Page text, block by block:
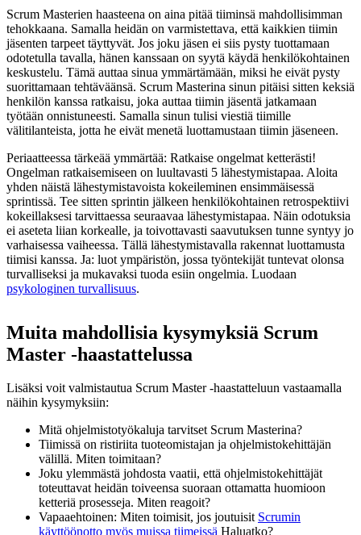
Scrum Masterien haasteena on aina pitää tiiminsä mahdollisimman
tehokkaana. Samalla heidän on varmistettava, että kaikkien tiimin
jäsenten tarpeet täyttyvät. Jos joku jäsen ei siis pysty tuottamaan
odotetulla tavalla, hänen kanssaan on syytä käydä henkilökohtainen
keskustelu. Tämä auttaa sinua ymmärtämään, miksi he eivät pysty
suorittamaan tehtäväänsä. Scrum Masterina sinun pitäisi sitten keksiä
henkilön kanssa ratkaisu, joka auttaa tiimin jäsentä jatkamaan
työtään onnistuneesti. Samalla sinun tulisi viestiä tiimille
välitilanteista, jotta he eivät menetä luottamustaan tiimin jäseneen.
Periaatteessa tärkeää ymmärtää: Ratkaise ongelmat ketterästi!
Ongelman ratkaisemiseen on luultavasti 5 lähestymistapaa. Aloita
yhden näistä lähestymistavoista kokeileminen ensimmäisessä
sprintissä. Tee sitten sprintin jälkeen henkilökohtainen retrospektiivi
kokeillaksesi tarvittaessa seuraavaa lähestymistapaa. Näin odotuksia
ei aseteta liian korkealle, ja toivottavasti saavutuksen tunne syntyy jo
varhaisessa vaiheessa. Tällä lähestymistavalla rakennat luottamusta
tiimisi kanssa. Ja: luot ympäristön, jossa työntekijät tuntevat olonsa
turvalliseksi ja mukavaksi tuoda esiin ongelmia. Luodaan
psykologinen turvallisuus.
Muita mahdollisia kysymyksiä Scrum
Master -haastattelussa
Lisäksi voit valmistautua Scrum Master -haastatteluun vastaamalla
näihin kysymyksiin:
Mitä ohjelmistotyökaluja tarvitset Scrum Masterina?
Tiimissä on ristiriita tuoteomistajan ja ohjelmistokehittäjän
välillä. Miten toimitaan?
Joku ylemmästä johdosta vaatii, että ohjelmistokehittäjät
toteuttavat heidän toiveensa suoraan ottamatta huomioon
ketteriä prosesseja. Miten reagoit?
Vapaaehtoinen: Miten toimisit, jos joutuisit Scrumin
käyttöönotto myös muissa tiimeissä Haluatko?